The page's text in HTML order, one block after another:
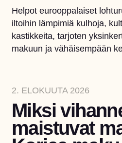
Helpot eurooppalaiset
iltoihin lämpimiä kulhoja,
kastikkeita, tarjoten
makuun ja vähäisempään
2. ELOKUUTA 2026
Miksi
maistuvat